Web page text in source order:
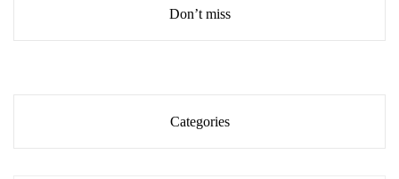
Don’t miss
Categories